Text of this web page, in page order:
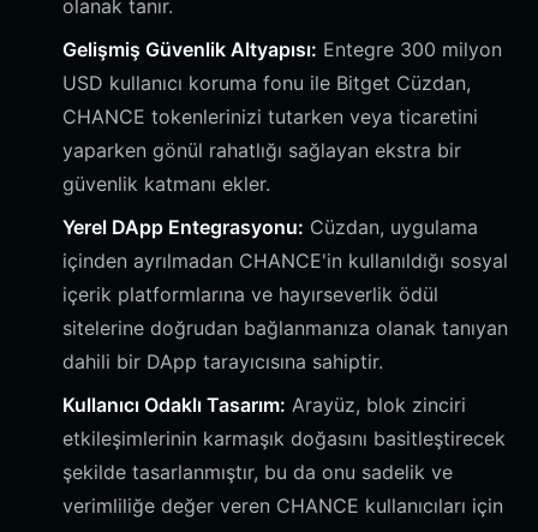
olanak tanır.
Gelişmiş Güvenlik Altyapısı: Entegre 300 milyon
USD kullanıcı koruma fonu ile Bitget Cüzdan,
CHANCE tokenlerinizi tutarken veya ticaretini
yaparken gönül rahatlığı sağlayan ekstra bir
güvenlik katmanı ekler.
Yerel DApp Entegrasyonu: Cüzdan, uygulama
içinden ayrılmadan CHANCE'in kullanıldığı sosyal
içerik platformlarına ve hayırseverlik ödül
sitelerine doğrudan bağlanmanıza olanak tanıyan
dahili bir DApp tarayıcısına sahiptir.
Kullanıcı Odaklı Tasarım: Arayüz, blok zinciri
etkileşimlerinin karmaşık doğasını basitleştirecek
şekilde tasarlanmıştır, bu da onu sadelik ve
verimliliğe değer veren CHANCE kullanıcıları için